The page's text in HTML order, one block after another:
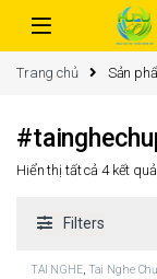
Trang chủ Sản
Hiển thị tất cả 4 kết quả
Filters
TAI NGHE, Tai Nghe